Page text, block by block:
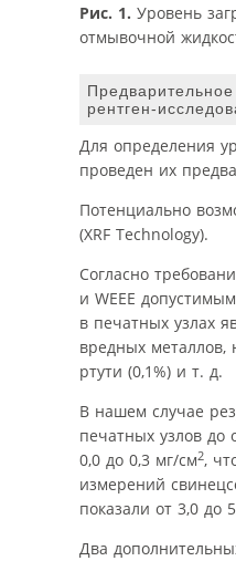
Рис. 1. Уровень
отмывочной
Предварительное
рентген-
Для определения
проведен их
Потенциально
(XRF Technology).
Согласно
и WEEE
в печатных узлах
вредных металлов,
ртути (0,1%) и т. д.
В нашем случае
печатных узлов до
0,0 до 0,3 мг/см2,
измерений
показали от 3,0 до
Два